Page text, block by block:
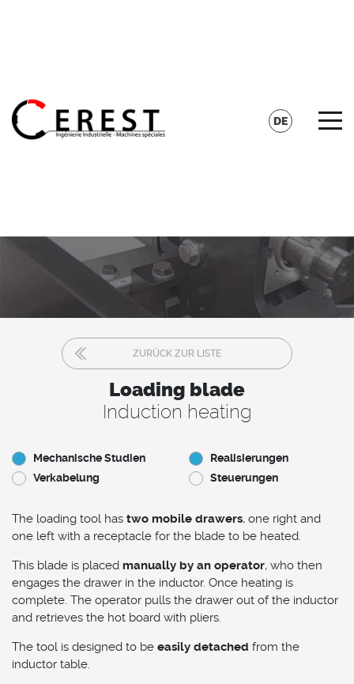
DE
ZURÜCK ZUR LISTE
Loading blade
Induction heating
Mechanische Studien
Realisierungen
Verkabelung
Steuerungen
The loading tool has two mobile drawers, one right and
one left with a receptacle for the blade to be heated.
This blade is placed manually by an operator, who then
engages the drawer in the inductor. Once heating is
complete. The operator pulls the drawer out of the inductor
and retrieves the hot board with pliers.
The tool is designed to be easily detached from the
inductor table.